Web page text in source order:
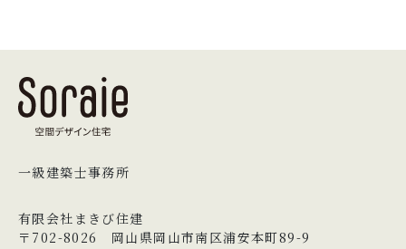
一級建築士事務所
有限会社まきび住建
〒702-8026 岡山県岡山市南区浦安本町89-9